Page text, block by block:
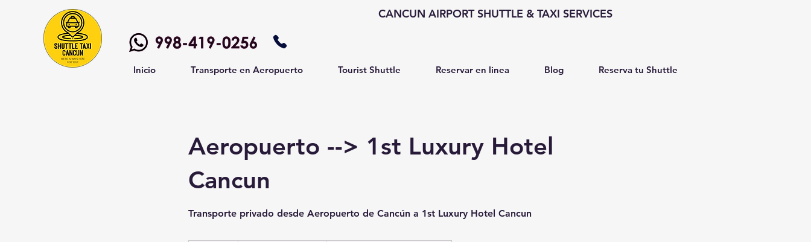
CANCUN AIRPORT SHUTTLE & TAXI SERVICES
Inicio Transporte en Aeropuerto Tourist Shuttle Reservar en linea Blog Reserva tu Shuttle
Aeropuerto --> 1st Luxury Hotel
Cancun
Transporte privado desde Aeropuerto de Cancún a 1st Luxury Hotel Cancun